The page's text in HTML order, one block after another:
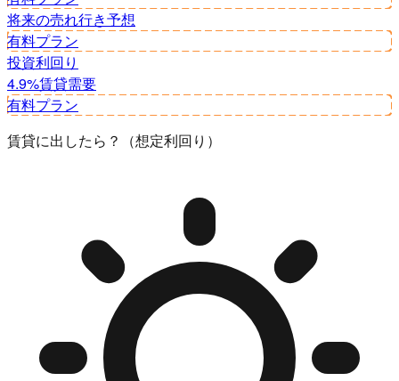
将来の売れ行き予想
有料プラン
投資利回り
4.9%賃貸需要
有料プラン
賃貸に出したら？（想定利回り）